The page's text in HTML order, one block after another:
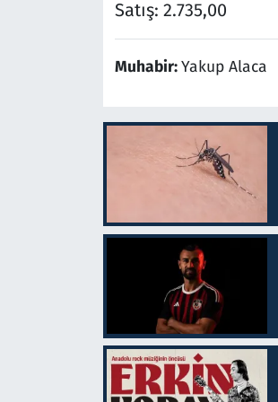
Satış: 2.735,00
Muhabir:Yakup Alaca